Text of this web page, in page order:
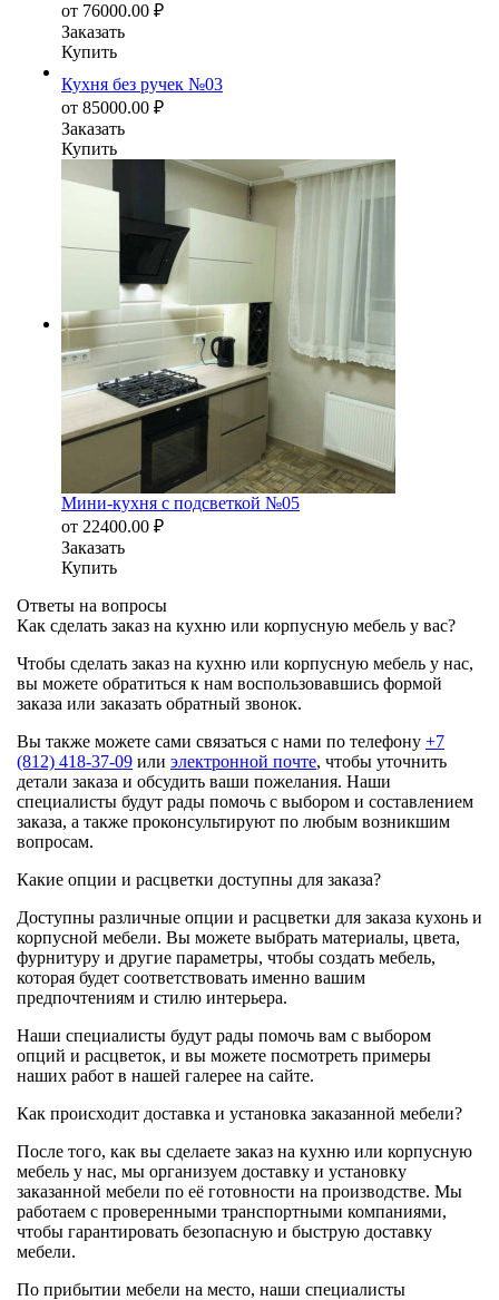
от 76000.00 ₽
Заказать
Купить
Кухня без ручек №03
от 85000.00 ₽
Заказать
Купить
Мини-кухня с подсветкой №05
от 22400.00 ₽
Заказать
Купить
Ответы на вопросы
Как сделать заказ на кухню или корпусную мебель у вас?
Чтобы сделать заказ на кухню или корпусную мебель у нас,
вы можете обратиться к нам воспользовавшись формой
заказа или заказать обратный звонок.
Вы также можете сами связаться с нами по телефону +7
(812) 418-37-09 или электронной почте, чтобы уточнить
детали заказа и обсудить ваши пожелания. Наши
специалисты будут рады помочь с выбором и составлением
заказа, а также проконсультируют по любым возникшим
вопросам.
Какие опции и расцветки доступны для заказа?
Доступны различные опции и расцветки для заказа кухонь и
корпусной мебели. Вы можете выбрать материалы, цвета,
фурнитуру и другие параметры, чтобы создать мебель,
которая будет соответствовать именно вашим
предпочтениям и стилю интерьера.
Наши специалисты будут рады помочь вам с выбором
опций и расцветок, и вы можете посмотреть примеры
наших работ в нашей галерее на сайте.
Как происходит доставка и установка заказанной мебели?
После того, как вы сделаете заказ на кухню или корпусную
мебель у нас, мы организуем доставку и установку
заказанной мебели по её готовности на производстве. Мы
работаем с проверенными транспортными компаниями,
чтобы гарантировать безопасную и быструю доставку
мебели.
По прибытии мебели на место, наши специалисты